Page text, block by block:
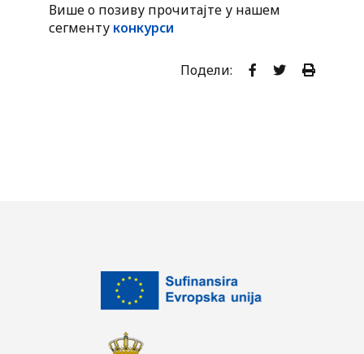
Више о позиву прочитајте у нашем
сегменту конкурси
Подели: